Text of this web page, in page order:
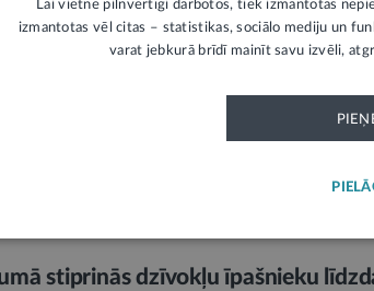
vai privātā dzīve?
tomēr vēl aizvien bieži notiek tiesvedības par
nekustamajam…
stiprinās dzīvokļu īpašnieku
Lai vietne pilnvērtīgi darbotos, tiek izmantotas
izmantotas vēl citas – statistikas, sociālo mediju un
varat jebkurā brīdī mainīt savu izvēli,